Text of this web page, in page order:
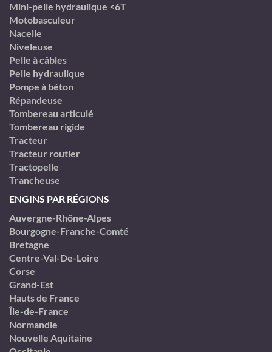
Mini-pelle hydraulique <6T
Motobasculeur
Nacelle
Niveleuse
Pelle à câbles
Pelle hydraulique
Pompe à béton
Répandeuse
Tombereau articulé
Tombereau rigide
Tracteur
Tracteur routier
Tractopelle
Trancheuse
ENGINS PAR RÉGIONS
Auvergne-Rhône-Alpes
Bourgogne-Franche-Comté
Bretagne
Centre-Val-De-Loire
Corse
Grand-Est
Hauts de France
Île-de-France
Normandie
Nouvelle Aquitaine